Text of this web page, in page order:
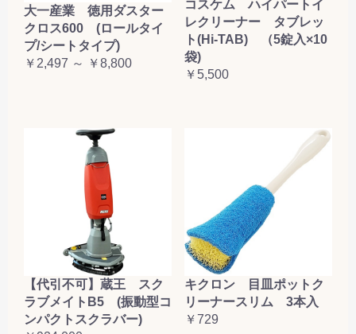
大一産業 徳用ダスター
クロス600 (ロールタイ
プ/シートタイプ)
￥2,497 ～ ￥8,800
コスケム ハイパートイ
レクリーナー タブレッ
ト(Hi-TAB) （5錠入×10
袋)
￥5,500
【代引不可】蔵王 スク
ラブメイトB5 (振動型コ
ンパクトスクラバー)
キクロン 目皿ポットク
リーナースリム 3本入
￥729